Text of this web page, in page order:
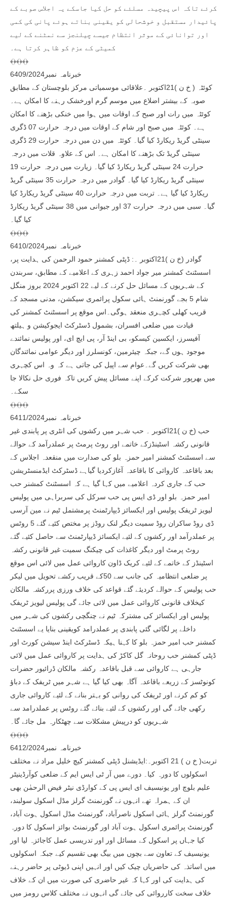
کرئے تاکہ اس پیچیدہ مسلئے کو حل کیا جاسکے یہ اجلاس صوبے کے
پائیدار مستقبل و خوشحالی کو یقینی بناتے ہوئے پانی کی کمی
اور توانائی کے موثر انتظام جیسے چیلنجز سے نمٹنے کے لیے
کمیٹی کے عزم کو ظاہر کرتا ہے۔
﴾﴿﴾﴿﴾﴿
خبرنامہ نمبر6409/2024
کوئٹہ ( خ ن )21اکتوبر ۔علاقائی موسمیاتی مرکز بلوچستان کے مطابق
صوبہ کے بیشتر اضلاع میں موسم گرم اورخشک رہنے کا امکان ہے۔
کوئٹہ میں رات اور صبح کے اوقات میں ہوا میں خنکی بڑھنے کا امکان
ہے۔ کوئٹہ میں صبح اور شام کے اوقات میں درجہ حرارت 07 ڈگری
سینٹی گریڈ ریکارڈ کیا گیا۔ کوئٹہ میں دن میں درجہ حرارت 29 ڈگری
سینٹی گریڈ تک بڑھنے کا امکان ہے۔ اس کے علاوہ قلات میں درجہ
حرارت 24 سینٹی گریڈ ریکارڈ کیا گیا۔ زیارت میں درجہ حرارت 19
سینٹی گریڈ ریکارڈ کیا گیا۔ گوادر میں درجہ حرارت 35 سینٹی گریڈ
ریکارڈ کیا گیا ہے۔ تربت میں درجہ حرارت 40 سینٹی گریڈ ریکارڈ کیا
گیا۔ سبی میں درجہ حرارت 37 اور جیوانی میں 38 سینٹی گریڈ ریکارڈ
کیا گیا۔
﴾﴿﴾﴿﴾﴿
خبرنامہ نمبر6410/2024
گوادر (خ ن )21اکتوبر ۔: ڈپٹی کمشنر حمود الرحمن کی ہدایت پر،
اسسٹنٹ کمشنر میر جواد احمد زہری کے اعلامیے کے مطابق، سربندن
کے شہریوں کے مسائل حل کرنے کے لیے 22 اکتوبر 2024 بروز منگل
شام 5 بجے گورنمنٹ ہائی سکول پرائمری سیکشن، مدنی مسجد کے
قریب کھلی کچہری منعقد ہوگی۔اس موقع پر اسسٹنٹ کمشنر کی
قیادت میں ضلعی افسران، بشمول ڈسٹرکٹ ایجوکیشن و ہیلتھ
آفیسرز، ایکسین کیسکو، بی اینڈ آر، پی ایچ ای، اور پولیس نمائندے
موجود ہوں گے، جبکہ چیئرمین، کونسلرز اور دیگر عوامی نمائندگان
بھی شرکت کریں گے۔عوام سے اپیل کی جاتی ہے کہ وہ اس کچہری
میں بھرپور شرکت کرکے اپنے مسائل پیش کریں تاکہ فوری حل نکالا جا
سکے۔
﴾﴿﴾﴿﴾﴿
خبرنامہ نمبر6411/2024
حب (خ ن )21اکتوبر ۔ حب شہر میں رکشوں کی انٹری پر پابندی غیر
قانونی رکشہ اسٹینڈزکے خاتمے اور روٹ پرمٹ پر عملدرآمد کے حوالے
سے اسسٹنٹ کمشنر امیر حمزہ بلو کی صدارت میں منقعدہ اجلاس کے
بعد باقاعدہ کاروائی کا باقاعدہ آغازکردیا گیاہے ڈسٹرکٹ ایڈمنسٹریشن
حب کے جاری کردہ اعلامیے میں کہا گیا ہے کہ اسسٹنٹ کمشنر حب
امیر حمزہ بلو اور ڈی ایس پی حب سرکل کی سربراہی میں پولیس
لیویز ٹریفک پولیس اور ایکسائز ڈیپارٹمنٹ پرمشتمل ٹیم نے مین آرسی
ڈی روڈ ساکران روڈ سمیت دیگر لنک روڈز پر مختص کئیے گئے 5 روٹس
پر عملدرآمد اور رکشوں کے لئیے ایکسائز ڈیپارٹمنٹ سے حاصل کئیے گئے
روٹ پرمٹ اور دیگر کاغذات کی چیکنگ سمیت غیر قانونی رکشہ
اسٹینڈز کے خاتمے کے لئیے کریک ڈاون کاروائی عمل میں لائی اس موقع
پر ضلعی انتظامیہ کی جانب سے 50کے قریب رکشے تحویل میں لیکر
حب پولیس کے حوالے کردیئے گئے قواعد کی خلاف ورزی پررکشہ مالکان
کیخلاف قانونی کاروائی عمل میں لائی جائے گی پولیس لیویز ٹریفک
پولیس اور ایکسائز کی مشترکہ ٹیم نے چنگچی رکشوں کی شہر میں
داخلے پر لگائی گئی پابندی پر عملدرامد کویقینی بنایا یے اسسٹنٹ
کمشنر حب امیر حمزہ بلو کا کہنا ہیکہ ڈسٹرکٹ اینڈ سیشن کورٹ اور
ڈپٹی کمشنر حب روحانہ گل کاکڑ کی ہدایت پر کاروائی عمل میں لائی
جارہی ہے کاروائی سے قبل باقاعدہ رکشہ مالکان ڈرائیور حضرات
کونوٹسز کے زریعے باقاعدہ آگاہ بھی کیا گیا ہے شہر میں ٹریفک کے دباﺅ
کو کم کرنے اور ٹریفک کی روانی کو بہتر بنانے کے لئیے کاروائی جاری
رکھی جائے گی اور رکشوں کے لئیے بنائے گئے روٹس پر عملدرامد سے
شہریوں کو درپیش مشکلات سے چھٹکارہ مل جائے گا۔
﴾﴿﴾﴿﴾﴿
خبرنامہ نمبر6412/2024
تربت( خ ن ) 21 اکتوبر۔:ایڈیشنل ڈپٹی کمشنر کیچ خلیل مراد نے مختلف
اسکولوں کا دورہ کیا۔ دورے میں آر ٹی ایس ایم کے ضلعی کوآرڈینیٹر
علیم بلوچ اور یونیسیف ای ایس پی کے کوارڈی نیٹر فیض الرحمٰن بھی
ان کے ہمراہ تھے انہوں نے گورنمنٹ گرلز مڈل اسکول سولبند،
گورنمنٹ گرلز ہائی اسکول ناصرآباد، گورنمنٹ مڈل اسکول ہوت آباد،
گورنمنٹ پرائمری اسکول ہوت آباد اور گورنمنٹ بوائز اسکول کا دورہ
کیا جہاں پر اسکول کے مسائل اور اور تدریسی عمل کاجائزہ لیا اور
یونیسیف کے تعاون سے بچوں میں بیگ بھی تقسیم کیے جبکہ اسکولوں
میں اساتذہ کی حاضریاں چیک کیں اور انہیں اپنی ڈیوٹی پر حاضر رہنے
کی ہدایت کی اور کہا کہ غیر حاضری کی صورت میں ان کے خلاف
خلاف سخت کارروائی کی جائے گی انہوں نے مختلف کلاس رومز میں